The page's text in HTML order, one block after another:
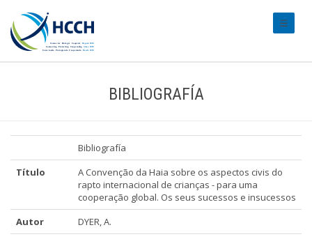
BIBLIOGRAFÍA
Bibliografía
Título
A Convenção da Haia sobre os aspectos civis do
rapto internacional de crianças - para uma
cooperação global. Os seus sucessos e insucessos
Autor
DYER, A.